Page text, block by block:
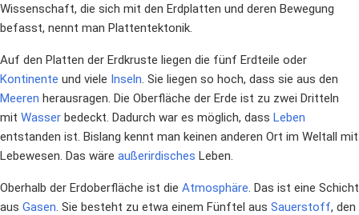
Wissenschaft, die sich mit den Erdplatten und deren Bewegung
befasst, nennt man Plattentektonik.
Auf den Platten der Erdkruste liegen die fünf Erdteile oder
Kontinente und viele Inseln. Sie liegen so hoch, dass sie aus den
Meeren herausragen. Die Oberfläche der Erde ist zu zwei Dritteln
mit Wasser bedeckt. Dadurch war es möglich, dass Leben
entstanden ist. Bislang kennt man keinen anderen Ort im Weltall mit
Lebewesen. Das wäre außerirdisches Leben.
Oberhalb der Erdoberfläche ist die Atmosphäre. Das ist eine Schicht
aus Gasen. Sie besteht zu etwa einem Fünftel aus Sauerstoff, den